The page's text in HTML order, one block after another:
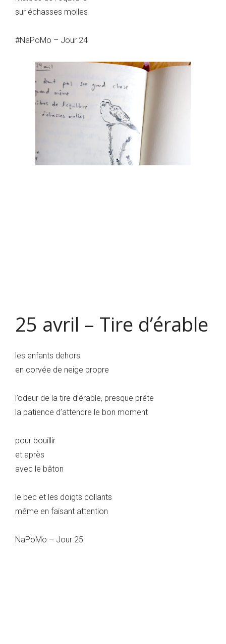
sur échasses molles
#NaPoMo – Jour 24
25 avril – Tire d’érable
les enfants dehors
en corvée de neige propre
l’odeur de la tire d’érable, presque prête
la patience d’attendre le bon moment
pour bouillir
et après
avec le bâton
le bec et les doigts collants
même en faisant attention
NaPoMo – Jour 25